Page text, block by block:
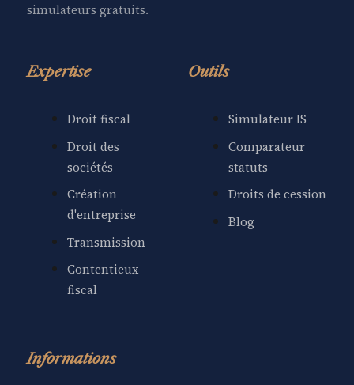
simulateurs gratuits.
Expertise
Droit fiscal
Droit des
sociétés
Création
d'entreprise
Transmission
Contentieux
fiscal
Outils
Simulateur IS
Comparateur
statuts
Droits de cession
Blog
Informations